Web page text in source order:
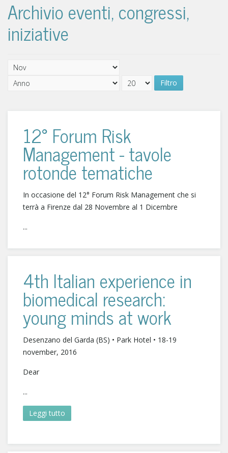
Archivio eventi, congressi,
iniziative
Filtro
12° Forum Risk
Management - tavole
rotonde tematiche
In occasione del 12° Forum Risk Management che si
terrà a Firenze dal 28 Novembre al 1 Dicembre
...
4th Italian experience in
biomedical research:
young minds at work
Desenzano del Garda (BS) • Park Hotel • 18-19
november, 2016
Dear
...
Leggi tutto